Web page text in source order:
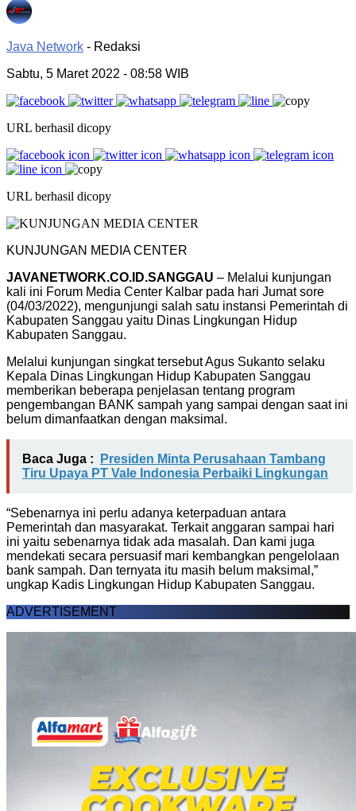
Java Network - Redaksi
Sabtu, 5 Maret 2022 - 08:58 WIB
URL berhasil dicopy
URL berhasil dicopy
KUNJUNGAN MEDIA CENTER
JAVANETWORK.CO.ID.SANGGAU – Melalui kunjungan
kali ini Forum Media Center Kalbar pada hari Jumat sore
(04/03/2022), mengunjungi salah satu instansi Pemerintah di
Kabupaten Sanggau yaitu Dinas Lingkungan Hidup
Kabupaten Sanggau.
Melalui kunjungan singkat tersebut Agus Sukanto selaku
Kepala Dinas Lingkungan Hidup Kabupaten Sanggau
memberikan beberapa penjelasan tentang program
pengembangan BANK sampah yang sampai dengan saat ini
belum dimanfaatkan dengan maksimal.
Baca Juga :
Presiden Minta Perusahaan Tambang
Tiru Upaya PT Vale Indonesia Perbaiki Lingkungan
“Sebenarnya ini perlu adanya keterpaduan antara
Pemerintah dan masyarakat. Terkait anggaran sampai hari
ini yaitu sebenarnya tidak ada masalah. Dan kami juga
mendekati secara persuasif mari kembangkan pengelolaan
bank sampah. Dan ternyata itu masih belum maksimal,”
ungkap Kadis Lingkungan Hidup Kabupaten Sanggau.
ADVERTISEMENT